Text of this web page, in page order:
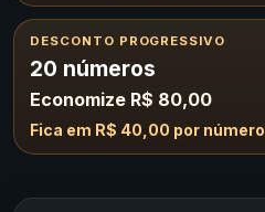
DESCONTO PROGRESSIVO
20 números
Economize R$ 80,00
Fica em R$ 40,00 por número